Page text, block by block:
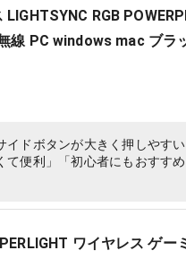
RGB
線 PC windows mac ブラ
ドボタンが大きく押しやす
便利」「初心者にもおすす
ワイヤレス ゲー